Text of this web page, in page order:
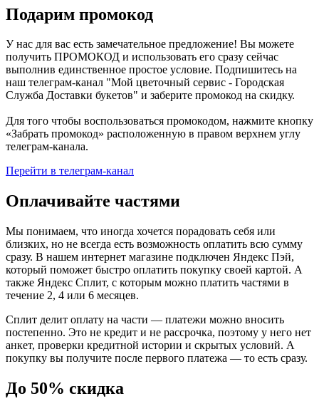
Подарим промокод
У нас для вас есть замечательное предложение! Вы можете
получить ПРОМОКОД и использовать его сразу сейчас
выполнив единственное простое условие. Подпишитесь на
наш телеграм-канал "Мой цветочный сервис - Городская
Служба Доставки букетов" и заберите промокод на скидку.
Для того чтобы воспользоваться промокодом, нажмите кнопку
«Забрать промокод» расположенную в правом верхнем углу
телеграм-канала.
Перейти в телеграм-канал
Оплачивайте частями
Мы понимаем, что иногда хочется порадовать себя или
близких, но не всегда есть возможность оплатить всю сумму
сразу. В нашем интернет магазине подключен Яндекс Пэй,
который поможет быстро оплатить покупку своей картой. А
также Яндекс Сплит, с которым можно платить частями в
течение 2, 4 или 6 месяцев.
Сплит делит оплату на части — платежи можно вносить
постепенно. Это не кредит и не рассрочка, поэтому у него нет
анкет, проверки кредитной истории и скрытых условий. А
покупку вы получите после первого платежа — то есть сразу.
До 50% скидка